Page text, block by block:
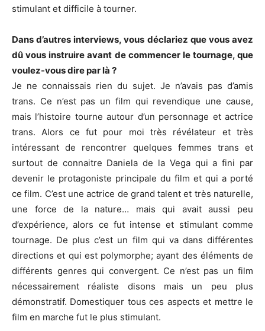
stimulant et difficile à tourner.
Dans d’autres interviews, vous déclariez que vous avez
dû vous instruire avant de commencer le tournage, que
voulez-vous dire par là ?
Je ne connaissais rien du sujet. Je n’avais pas d’amis
trans. Ce n’est pas un film qui revendique une cause,
mais l’histoire tourne autour d’un personnage et actrice
trans. Alors ce fut pour moi très révélateur et très
intéressant de rencontrer quelques femmes trans et
surtout de connaitre Daniela de la Vega qui a fini par
devenir le protagoniste principale du film et qui a porté
ce film. C’est une actrice de grand talent et très naturelle,
une force de la nature… mais qui avait aussi peu
d’expérience, alors ce fut intense et stimulant comme
tournage. De plus c’est un film qui va dans différentes
directions et qui est polymorphe; ayant des éléments de
différents genres qui convergent. Ce n’est pas un film
nécessairement réaliste disons mais un peu plus
démonstratif. Domestiquer tous ces aspects et mettre le
film en marche fut le plus stimulant.